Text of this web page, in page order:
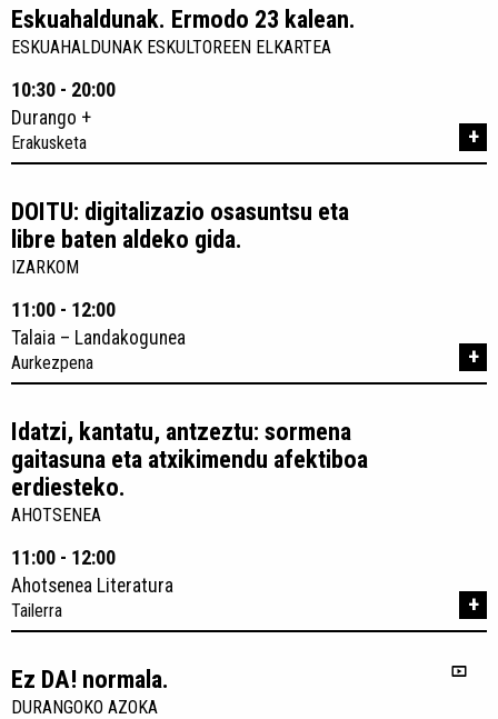
Eskuahaldunak. Ermodo 23 kalean.
ESKUAHALDUNAK ESKULTOREEN ELKARTEA
10:30 - 20:00
Durango +
Erakusketa +
DOITU: digitalizazio osasuntsu eta
libre baten aldeko gida.
IZARKOM
11:00 - 12:00
Talaia – Landakogunea
Aurkezpena +
Idatzi, kantatu, antzeztu: sormena
gaitasuna eta atxikimendu afektiboa
erdiesteko.
AHOTSENEA
11:00 - 12:00
Ahotsenea Literatura
Tailerra +
Ez DA! normala.
DURANGOKO AZOKA